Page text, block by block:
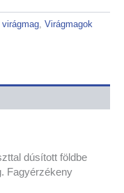
Virágmagok
dúsított földbe
Fagyérzékeny